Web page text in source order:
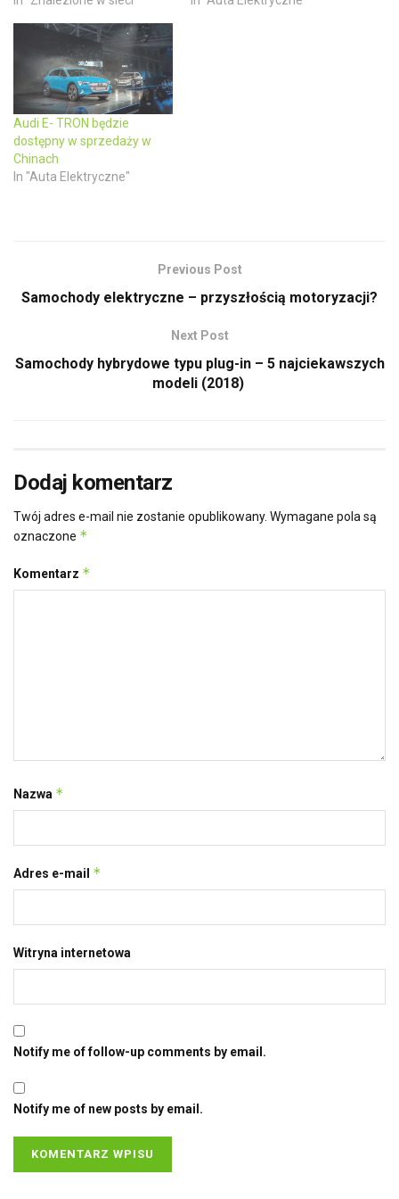
n
e
w
i
n
d
o
w
)
n
n
e
w
w
i
n
d
o
w
)
Audi E- TRON będzie
dostępny w sprzedaży w
Chinach
In "Auta Elektryczne"
Previous Post
Samochody elektryczne – przyszłością motoryzacji?
Next Post
Samochody hybrydowe typu plug-in – 5 najciekawszych
modeli (2018)
Dodaj komentarz
Twój adres e-mail nie zostanie opublikowany. Wymagane pola są
oznaczone *
Komentarz *
Nazwa *
Adres e-mail *
Witryna internetowa
Notify me of follow-up comments by email.
Notify me of new posts by email.